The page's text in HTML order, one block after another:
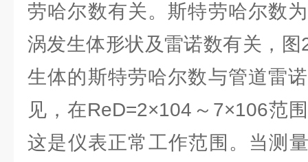
劳哈尔数有关。斯特劳哈尔数
涡发生体形状及雷诺数有关，
生体的斯特劳哈尔数与管道雷
见，在ReD=2×104～7×106范
这是仪表正常工作范围。当测